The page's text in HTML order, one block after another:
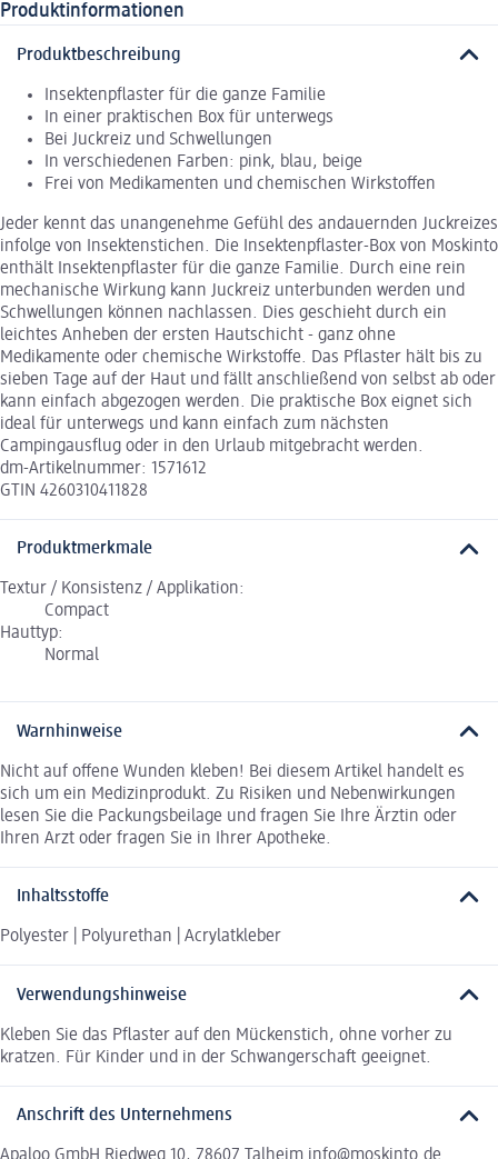
Produktinformationen
Produktbeschreibung
Insektenpflaster für die ganze Familie
In einer praktischen Box für unterwegs
Bei Juckreiz und Schwellungen
In verschiedenen Farben: pink, blau, beige
Frei von Medikamenten und chemischen Wirkstoffen
Jeder kennt das unangenehme Gefühl des andauernden Juckreizes
infolge von Insektenstichen. Die Insektenpflaster-Box von Moskinto
enthält Insektenpflaster für die ganze Familie. Durch eine rein
mechanische Wirkung kann Juckreiz unterbunden werden und
Schwellungen können nachlassen. Dies geschieht durch ein
leichtes Anheben der ersten Hautschicht - ganz ohne
Medikamente oder chemische Wirkstoffe. Das Pflaster hält bis zu
sieben Tage auf der Haut und fällt anschließend von selbst ab oder
kann einfach abgezogen werden. Die praktische Box eignet sich
ideal für unterwegs und kann einfach zum nächsten
Campingausflug oder in den Urlaub mitgebracht werden.
dm-Artikelnummer: 1571612
GTIN 4260310411828
Produktmerkmale
Textur / Konsistenz / Applikation:
Compact
Hauttyp:
Normal
Warnhinweise
Nicht auf offene Wunden kleben! Bei diesem Artikel handelt es
sich um ein Medizinprodukt. Zu Risiken und Nebenwirkungen
lesen Sie die Packungsbeilage und fragen Sie Ihre Ärztin oder
Ihren Arzt oder fragen Sie in Ihrer Apotheke.
Inhaltsstoffe
Polyester | Polyurethan | Acrylatkleber
Verwendungshinweise
Kleben Sie das Pflaster auf den Mückenstich, ohne vorher zu
kratzen. Für Kinder und in der Schwangerschaft geeignet.
Anschrift des Unternehmens